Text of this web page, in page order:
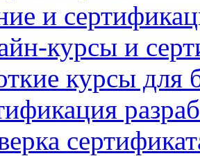
и
курсы и
курсы для